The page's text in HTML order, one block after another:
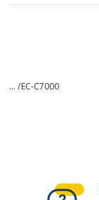
... /EC-C7000